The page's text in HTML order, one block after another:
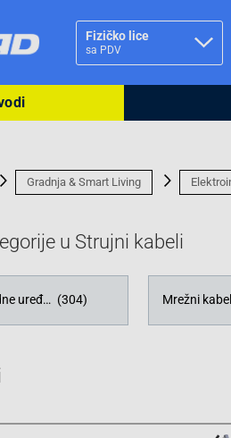
Fizičko lice
sa PDV
prilagođava asortiman
lice
Gradnja & Smart Living
u Strujni kabeli
Kabeli za rashladne uređaje (304) Mrežni